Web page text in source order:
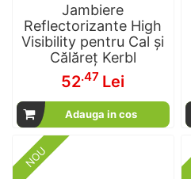
Jambiere
Reflectorizante High
Visibility pentru Cal și
Călăreț Kerbl
52.47 Lei
Adauga in cos
NOU